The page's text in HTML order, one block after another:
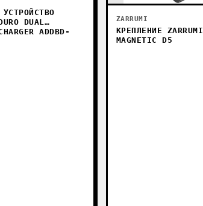
DUAL
ADDBD-
ZARRUMI
КРЕПЛЕНИЕ ZARRUMI
MAGNETIC D5